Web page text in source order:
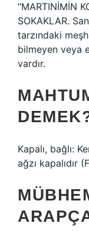
“MARTINİMİN
SOKAKLAR.
tarzındaki
bilmeyen veya
vardır.
Kapalı, bağlı:
ağzı kapalıdır